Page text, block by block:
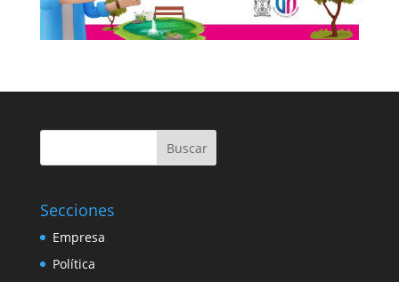
Buscar
Secciones
Empresa
Política